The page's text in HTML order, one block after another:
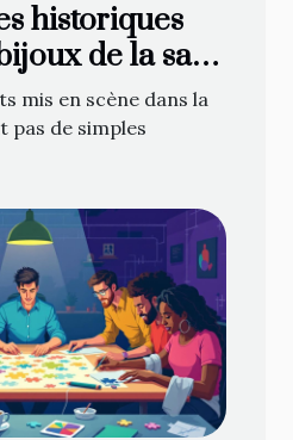
historiques
de la saga
mis en scène dans la
pas de simples